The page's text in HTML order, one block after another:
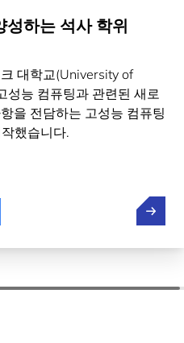
성하는 석사 학위
대학교(University of
성능 컴퓨팅과 관련된 새로
을 전담하는 고성능 컴퓨팅
했습니다.
HPC 인